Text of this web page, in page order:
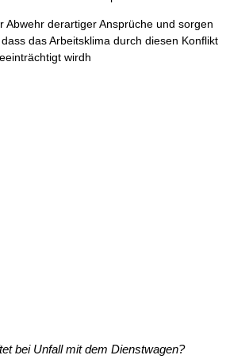
Abwehr derartiger Ansprüche und sorgen
das Arbeitsklima durch diesen Konflikt
wirdh
bei Unfall mit dem Dienstwagen?